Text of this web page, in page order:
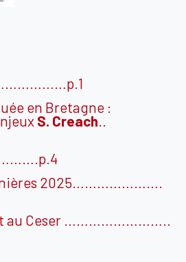
………………p.1
en Bretagne :
S. Creach
2025………………….
au Ceser ……………………..